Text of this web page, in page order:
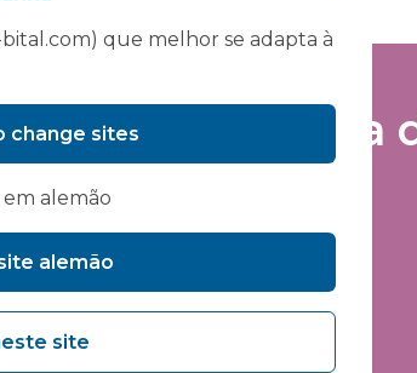
se à nossa lista
que melhor se adapta à
change sites
alemão
alemão
site